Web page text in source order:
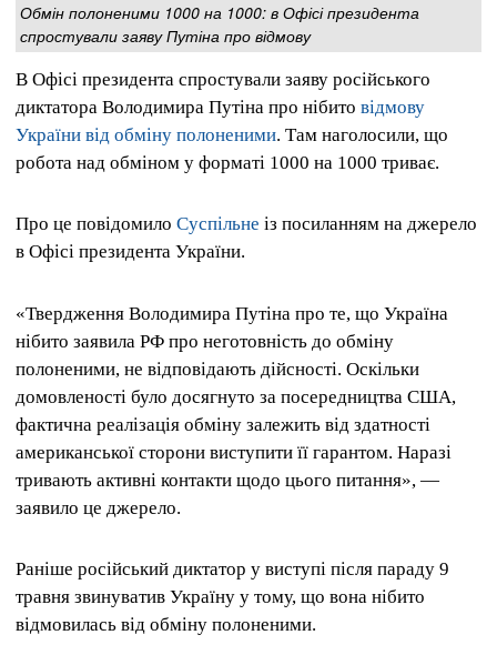
Обмін полоненими 1000 на 1000: в Офісі президента
спростували заяву Путіна про відмову
В Офісі президента спростували заяву російського
диктатора Володимира Путіна про нібито відмову
України від обміну полоненими. Там наголосили, що
робота над обміном у форматі 1000 на 1000 триває.
Про це повідомило Суспільне із посиланням на джерело
в Офісі президента України.
«Твердження Володимира Путіна про те, що Україна
нібито заявила РФ про неготовність до обміну
полоненими, не відповідають дійсності. Оскільки
домовленості було досягнуто за посередництва США,
фактична реалізація обміну залежить від здатності
американської сторони виступити її гарантом. Наразі
тривають активні контакти щодо цього питання», —
заявило це джерело.
Раніше російський диктатор у виступі після параду 9
травня звинуватив Україну у тому, що вона нібито
відмовилась від обміну полоненими.